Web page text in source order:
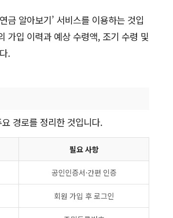
금 알아보기’ 서비스를 이용하는 것입
가입 이력과 예상 수령액, 조기 수령 및
.
경로를 정리한 것입니다.
필요 사항
공인인증서·간편 인증
회원 가입 후 로그인